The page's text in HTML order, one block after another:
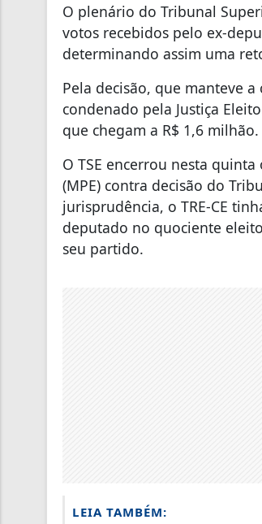
O plenário do Tribunal
votos recebidos pelo ex-
determinando assim uma
Pela decisão, que manteve
condenado pela Justiça
que chegam a R$ 1,6 milhão.
O TSE encerrou nesta
(MPE) contra decisão do
jurisprudência, o TRE-CE
deputado no quociente
seu partido.
LEIA TAMBÉM: